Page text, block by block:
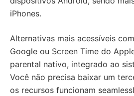
iPhones.
Alternativas mais acessíveis
Google ou Screen Time do
parental nativo, integrado ao
Você não precisa baixar um
os recursos funcionam